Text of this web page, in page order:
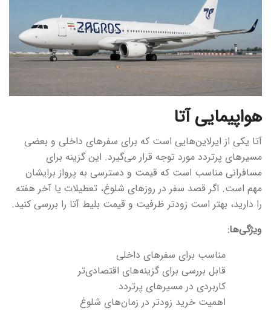
هواپیمایی آتا
آتا یکی از ایرلاین‌هایی است که برای سفرهای داخلی و بعضی
مسیرهای پرتردد مورد توجه قرار می‌گیرد. این گزینه برای
مسافرانی مناسب است که قیمت و دسترسی به پرواز برایشان
مهم است. اگر قصد سفر در روزهای شلوغ، تعطیلات یا آخر هفته
را دارید، بهتر است زودتر ظرفیت و قیمت بلیط آتا را بررسی کنید.
ویژگی‌ها:
مناسب برای سفرهای داخلی
قابل بررسی برای گزینه‌های اقتصادی‌تر
کاربردی در مسیرهای پرتردد
اهمیت خرید زودتر در زمان‌های شلوغ